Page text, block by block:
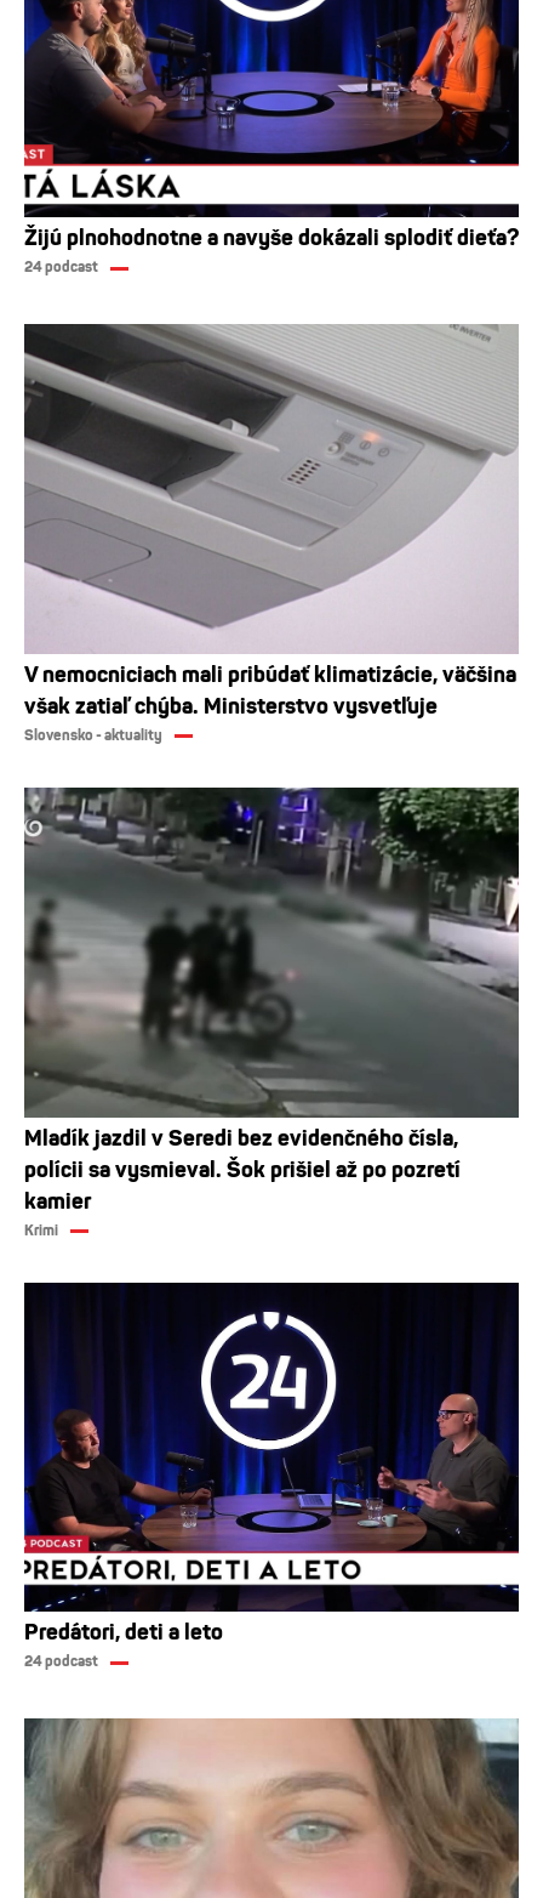
Žijú plnohodnotne a navyše dokázali splodiť dieťa?
24 podcast
V nemocniciach mali pribúdať klimatizácie, väčšina
však zatiaľ chýba. Ministerstvo vysvetľuje
Slovensko - aktuality
Mladík jazdil v Seredi bez evidenčného čísla,
polícii sa vysmieval. Šok prišiel až po pozretí
kamier
Krimi
Predátori, deti a leto
24 podcast